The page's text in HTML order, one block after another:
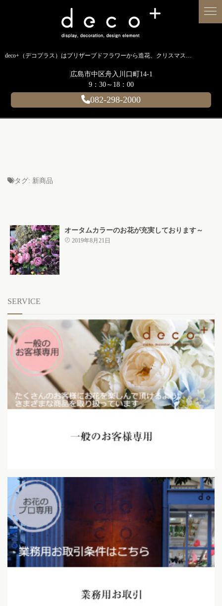
deco+（デコプラス）はプリザーブドフラワーから造花、クリスマス装飾、イルミネーションに至るまで扱う広島のディスプレイ専門ショップです。
広島市中区舟入川口町14-1
9：30～18：00
082-298-2000
タグ: 新商品
オータムカラーのお花が充実しております～
2019年8月21日
SERVICE